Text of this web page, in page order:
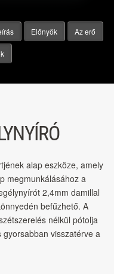
Előnyök Az erő
alap eszköze, amely
megmunkálásához a
2,4mm damillal
befűzhető. A
nélkül pótolja
visszatérve a